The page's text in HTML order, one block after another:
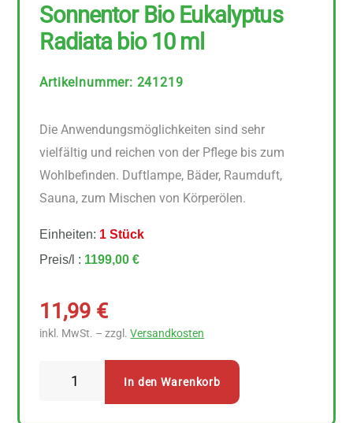
Sonnentor Bio Eukalyptus
Radiata bio 10 ml
Artikelnummer: 241219
Die Anwendungsmöglichkeiten sind sehr
vielfältig und reichen von der Pflege bis zum
Wohlbefinden. Duftlampe, Bäder, Raumduft,
Sauna, zum Mischen von Körperölen.
Einheiten: 1 Stück
Preis/l : 1199,00 €
11,99 €
inkl. MwSt. – zzgl.Versandkosten
In den Warenkorb